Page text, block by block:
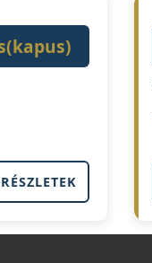
RÉSZLETEK